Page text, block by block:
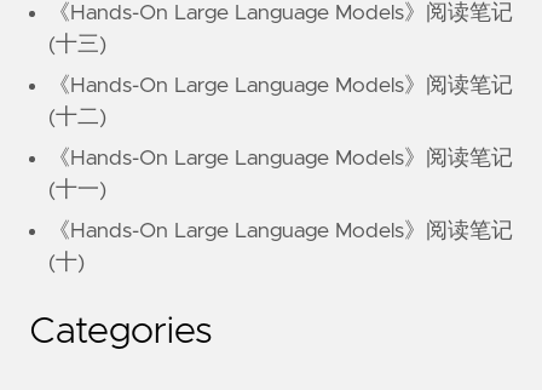
《Hands-On Large Language Models》阅读笔记
(十三)
《Hands-On Large Language Models》阅读笔记
(十二)
《Hands-On Large Language Models》阅读笔记
(十一)
《Hands-On Large Language Models》阅读笔记
(十)
Categories